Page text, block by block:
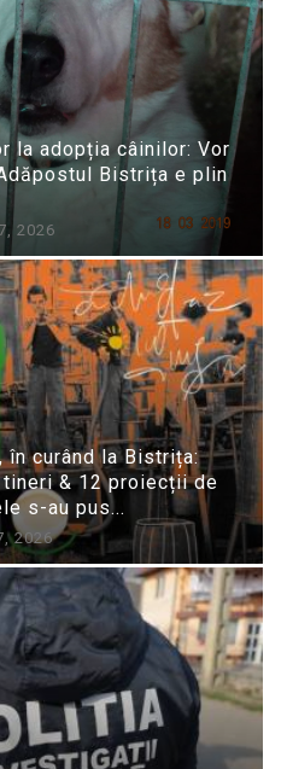
la adopția câinilor: Vor
Bistrița e plin
2026
în curând la Bistrița:
& 12 proiecții de
s-au pus...
2026